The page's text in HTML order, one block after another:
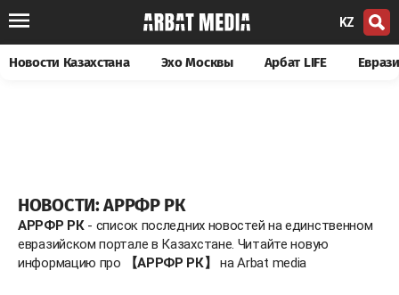
KZ
Новости Казахстана Эхо Москвы Арбат LIFE
НОВОСТИ: АРРФР РК
АРРФР РК- список последних новостей на единственном
евразийском портале в Казахстане. Читайте новую
информацию про
【АРРФР РК】 на Arbat media